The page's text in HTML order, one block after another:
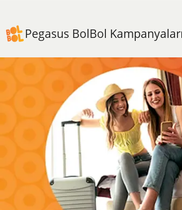
Pegasus BolBol Kampanyaları